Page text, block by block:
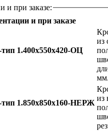
и при заказе:
и при заказе
1.400х550х420‑ОЦ
из
1.850х850х160‑НЕРЖ
из